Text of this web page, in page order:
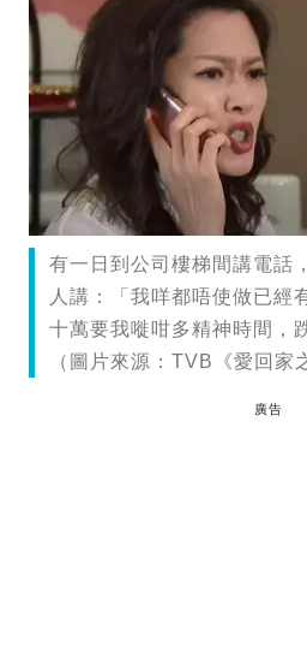
有一日到公司樓梯間講電話
人講：「我咩都唔使做已經
十萬要我嘥咁多精神時間，
（圖片來源：TVB《愛回家
廣告